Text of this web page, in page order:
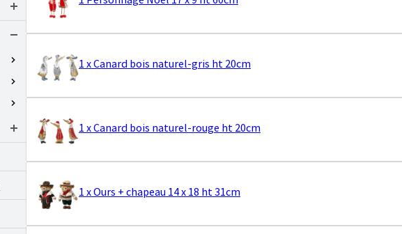
1 x Canard bois naturel-gris ht 20cm
1 x Canard bois naturel-rouge ht 20cm
1 x Ours + chapeau 14 x 18 ht 31cm